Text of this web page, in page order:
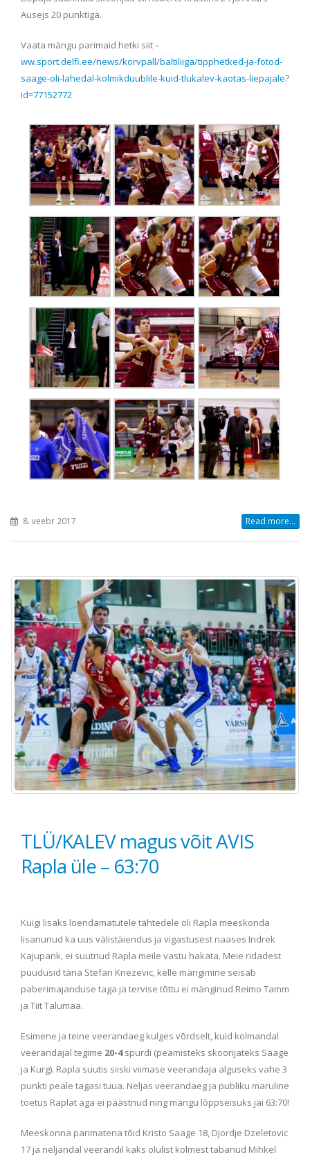
Ausejs 20 punktiga.
Vaata mängu parimaid hetki siit –
ww.sport.delfi.ee/news/korvpall/baltiliiga/tipphetked-ja-fotod-
saage-oli-lahedal-kolmikduublile-kuid-tlukalev-kaotas-liepajale?
id=77152772
8. veebr 2017 Read more...
TLÜ/KALEV magus võit AVIS
Rapla üle – 63:70
Kuigi lisaks loendamatutele tähtedele oli Rapla meeskonda
lisanunud ka uus välistäiendus ja vigastusest naases Indrek
Kajupank, ei suutnud Rapla meile vastu hakata. Meie ridadest
puudusid täna Stefan Knezevic, kelle mängimine seisab
paberimajanduse taga ja tervise tõttu ei mänginud Reimo Tamm
ja Tiit Talumaa.
Esimene ja teine veerandaeg kulges võrdselt, kuid kolmandal
veerandajal tegime 20-4spurdi (peamisteks skoorijateks Saage
ja Kurg). Rapla suutis siiski viimase veerandaja alguseks vahe 3
punkti peale tagasi tuua. Neljas veerandaeg ja publiku maruline
toetus Raplat aga ei päästnud ning mängu lõppseisuks jäi 63:70!
Meeskonna parimatena tõid Kristo Saage 18, Djordje Dzeletovic
17 ja neljandal veerandil kaks olulist kolmest tabanud Mihkel